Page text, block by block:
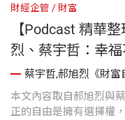
財經企管 財富
【Podcast 精華整
烈、蔡宇哲：幸
少｜《財富自由
蔡宇哲,郝旭烈《財富
本文內容取自郝旭烈與
正的自由是擁有選擇權